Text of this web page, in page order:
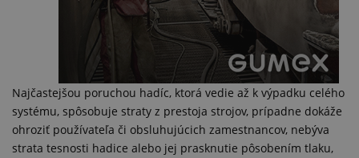
Najčastejšou poruchou hadíc, ktorá vedie až k výpadku celého
systému, spôsobuje straty z prestoja strojov, prípadne dokáže
ohroziť používateľa či obsluhujúcich zamestnancov, nebýva
strata tesnosti hadice alebo jej prasknutie pôsobením tlaku,